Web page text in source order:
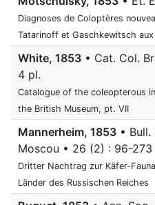
Diagnoses de Coloptères
Tatarinoff et Gaschkewitsch
White, 1853 • Cat. Col.
4 pl.
Catalogue of the coleopterous
the British Museum, pt. VII
Mannerheim, 1853 •
Moscou • 26 (2) : 96-273
Dritter Nachtrag zur Käfer-
Länder des Russischen Reiches